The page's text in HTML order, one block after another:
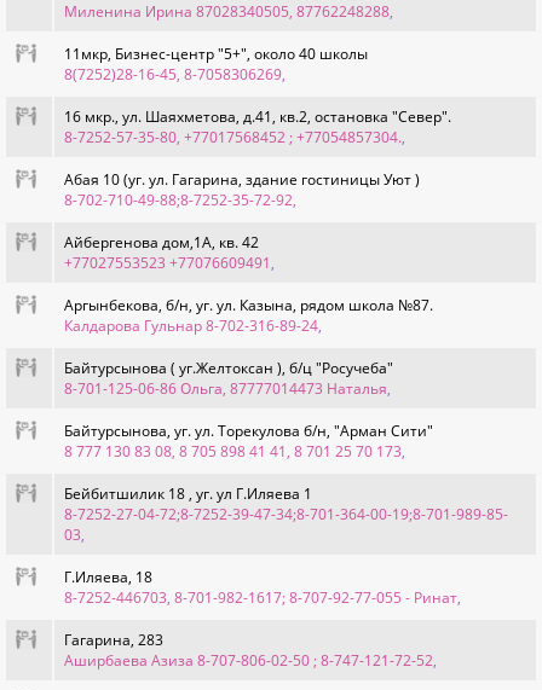
Миленина Ирина 87028340505, 87762248288,
11мкр, Бизнес-центр "5+", около 40 школы
8(7252)28-16-45, 8-7058306269,
16 мкр., ул. Шаяхметова, д.41, кв.2, остановка "Север".
8-7252-57-35-80, +77017568452 ; +77054857304.,
Абая 10 (уг. ул. Гагарина, здание гостиницы Уют )
8-702-710-49-88;8-7252-35-72-92,
Айбергенова дом,1А, кв. 42
+77027553523 +77076609491,
Аргынбекова, б/н, уг. ул. Казына, рядом школа №87.
Калдарова Гульнар 8-702-316-89-24,
Байтурсынова ( уг.Желтоксан ), б/ц "Росучеба"
8-701-125-06-86 Ольга, 87777014473 Наталья,
Байтурсынова, уг. ул. Торекулова б/н, "Арман Сити"
8 777 130 83 08, 8 705 898 41 41, 8 701 25 70 173,
Бейбитшилик 18 , уг. ул Г.Иляева 1
8-7252-27-04-72;8-7252-39-47-34;8-701-364-00-19;8-701-989-85-
03,
Г.Иляева, 18
8-7252-446703, 8-701-982-1617; 8-707-92-77-055 - Ринат,
Гагарина, 283
Аширбаева Азиза 8-707-806-02-50 ; 8-747-121-72-52,